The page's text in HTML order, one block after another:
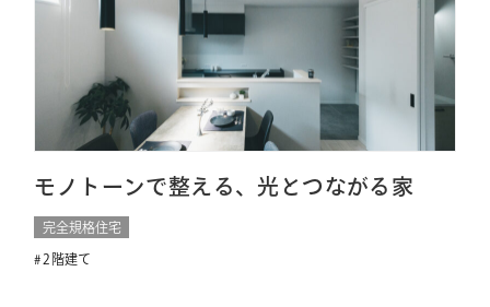
モノトーンで整える、光とつながる家
完全規格住宅
2階建て